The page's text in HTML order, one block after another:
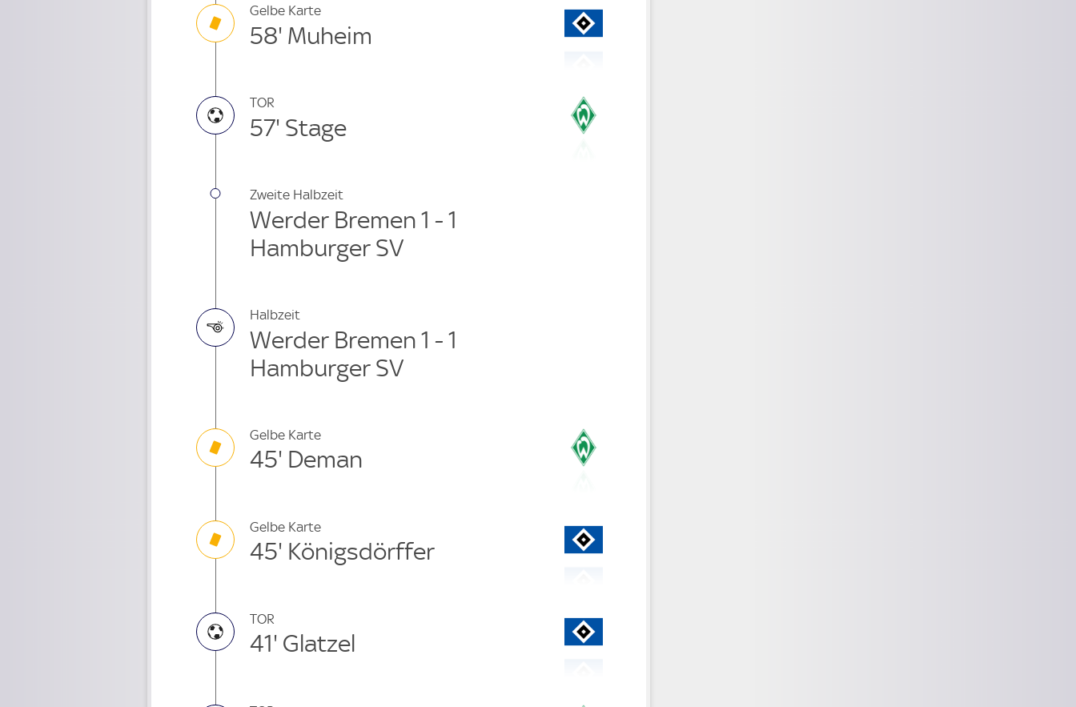
Gelbe Karte
58' Muheim
TOR
57' Stage
Zweite Halbzeit
Werder Bremen 1 - 1
Hamburger SV
Halbzeit
Werder Bremen 1 - 1
Hamburger SV
Gelbe Karte
45' Deman
Gelbe Karte
45' Königsdörffer
TOR
41' Glatzel